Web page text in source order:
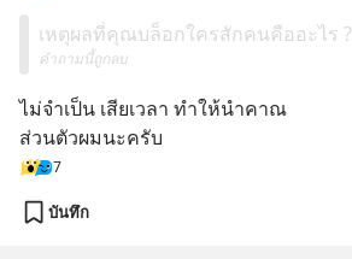
เหตุผลที่คุณบล็อกใครสักคนคืออะไร ?
คำถามนี้ถูกลบ
ไม่จำเป็น เสียเวลา ทำให้นำคาณ
ส่วนตัวผมนะครับ
7
บันทึก